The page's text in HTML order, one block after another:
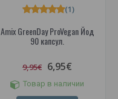
Amix GreenDay ProVegan Йод
90 капсул.
(1)
9,95€ 6,95€
Товар в наличии